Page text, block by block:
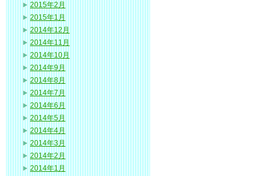
2015年2月
2015年1月
2014年12月
2014年11月
2014年10月
2014年9月
2014年8月
2014年7月
2014年6月
2014年5月
2014年4月
2014年3月
2014年2月
2014年1月